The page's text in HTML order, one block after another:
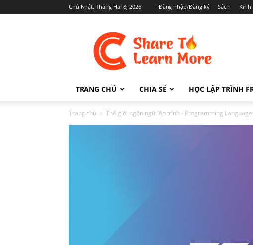
Chủ Nhật, Tháng Hai 8, 2026 Đăng nhập/Đăng ký Sách Kinh
TRANG CHỦ CHIA SẺ HỌC LẬP TRÌNH
Trang chủ Thế giới ngôn ngữ lập trình - Programming